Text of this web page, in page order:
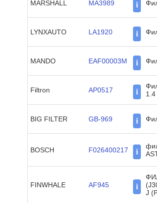
MARSHALL MA3989 i
LYNXAUTO LA1920 i
MANDO EAF00003M i
Filtron AP0517 i
BIG FILTER GB-969 i
BOSCH F026400217 i
FINWHALE AF945 i
J